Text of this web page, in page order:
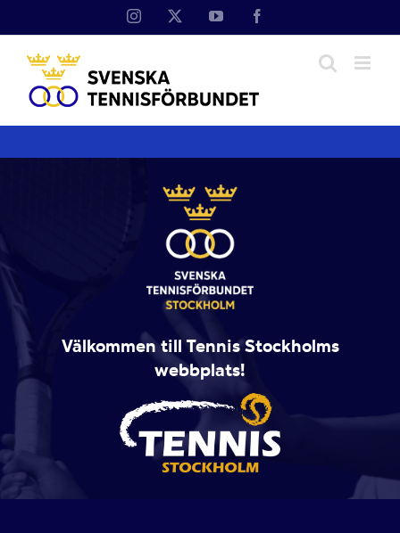
Instagram YouTube
Välkommen till Tennis Stockholms
webbplats!